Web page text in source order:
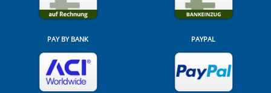
PAY BY BANK PAYPAL